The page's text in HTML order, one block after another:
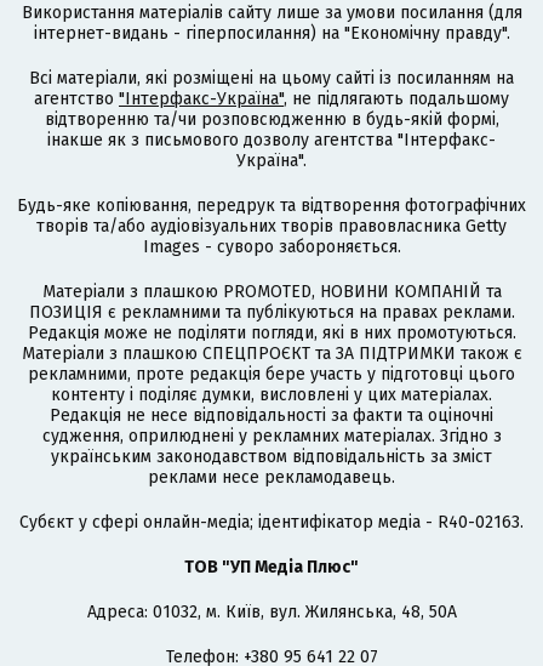
Використання матеріалів сайту лише за умови посилання (для
інтернет-видань - гіперпосилання) на "Економічну правду".
Всі матеріали, які розміщені на цьому сайті із посиланням на
агентство "Інтерфакс-Україна", не підлягають подальшому
відтворенню та/чи розповсюдженню в будь-якій формі,
інакше як з письмового дозволу агентства "Інтерфакс-
Україна".
Будь-яке копіювання, передрук та відтворення фотографічних
творів та/або аудіовізуальних творів правовласника Getty
Images - суворо забороняється.
Матеріали з плашкою PROMOTED, НОВИНИ КОМПАНІЙ та
ПОЗИЦІЯ є рекламними та публікуються на правах реклами.
Редакція може не поділяти погляди, які в них промотуються.
Матеріали з плашкою СПЕЦПРОЄКТ та ЗА ПІДТРИМКИ також є
рекламними, проте редакція бере участь у підготовці цього
контенту і поділяє думки, висловлені у цих матеріалах.
Редакція не несе відповідальності за факти та оціночні
судження, оприлюднені у рекламних матеріалах. Згідно з
українським законодавством відповідальність за зміст
реклами несе рекламодавець.
Cубєкт у сфері онлайн-медіа; ідентифікатор медіа - R40-02163.
ТОВ "УП Медіа Плюс"
Адреса: 01032, м. Київ, вул. Жилянська, 48, 50А
Телефон: +380 95 641 22 07